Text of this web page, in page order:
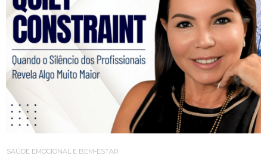
SAÚDE EMOCIONAL E BEM-ESTAR